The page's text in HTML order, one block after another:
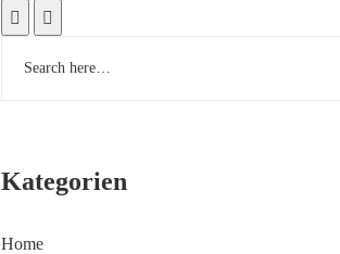
Kategorien
Home